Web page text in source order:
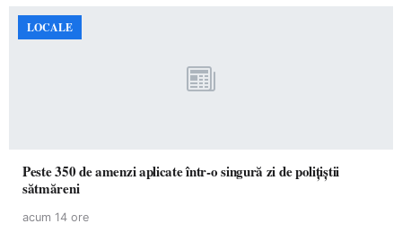
LOCALE
Peste 350 de amenzi aplicate într-o singură zi de polițiștii
sătmăreni
acum 14 ore